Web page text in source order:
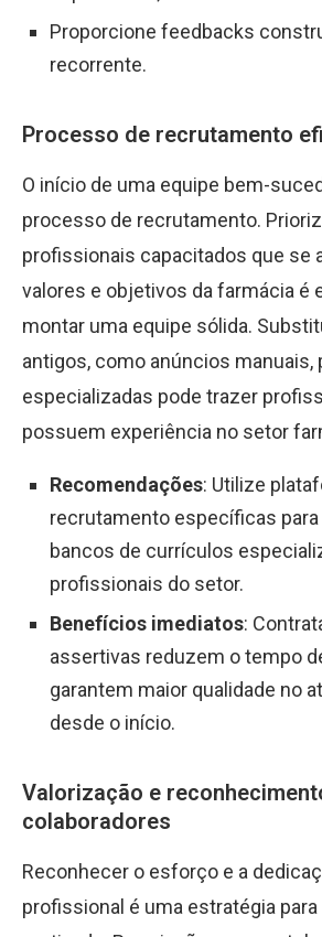
Proporcione feedbacks
recorrente.
Processo de recrutamento
O início de uma equipe bem-
processo de recrutamento.
profissionais capacitados que se
valores e objetivos da farmácia é
montar uma equipe sólida.
antigos, como anúncios manuais,
especializadas pode trazer
possuem experiência no setor
Recomendações: Utilize
recrutamento específicas
bancos de currículos
profissionais do setor.
Benefícios imediatos:
assertivas reduzem o tempo
garantem maior qualidade no
desde o início.
Valorização e
colaboradores
Reconhecer o esforço e a
profissional é uma estratégia